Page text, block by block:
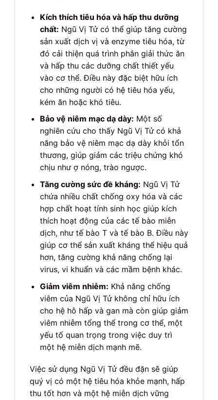
Kích thích tiêu hóa và hấp thu dưỡng
chất: Ngũ Vị Tử có thể giúp tăng cường
sản xuất dịch vị và enzyme tiêu hóa, từ
đó cải thiện quá trình phân giải thức ăn
và hấp thu các dưỡng chất thiết yếu
vào cơ thể. Điều này đặc biệt hữu ích
cho những người có hệ tiêu hóa yếu,
kém ăn hoặc khó tiêu.
Bảo vệ niêm mạc dạ dày: Một số
nghiên cứu cho thấy Ngũ Vị Tử có khả
năng bảo vệ niêm mạc dạ dày khỏi tổn
thương, giúp giảm các triệu chứng khó
chịu như ợ nóng, trào ngược.
Tăng cường sức đề kháng: Ngũ Vị Tử
chứa nhiều chất chống oxy hóa và các
hợp chất hoạt tính sinh học giúp kích
thích hoạt động của các tế bào miễn
dịch, như tế bào T và tế bào B. Điều này
giúp cơ thể sản xuất kháng thể hiệu quả
hơn, tăng cường khả năng chống lại
virus, vi khuẩn và các mầm bệnh khác.
Giảm viêm nhiễm: Khả năng chống
viêm của Ngũ Vị Tử không chỉ hữu ích
cho hệ hô hấp và gan mà còn giúp giảm
viêm nhiễm tổng thể trong cơ thể, một
yếu tố quan trọng trong việc duy trì
một hệ miễn dịch mạnh mẽ.
Việc sử dụng Ngũ Vị Tử đều đặn sẽ giúp
quý vị có một hệ tiêu hóa khỏe mạnh, hấp
thu tốt hơn và một hệ miễn dịch vững